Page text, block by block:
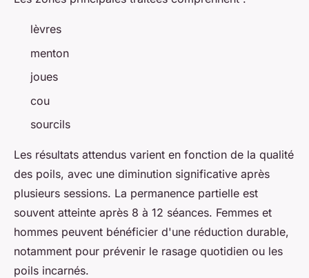
lèvres
menton
joues
cou
sourcils
Les résultats attendus varient en fonction de la qualité
des poils, avec une diminution significative après
plusieurs sessions. La permanence partielle est
souvent atteinte après 8 à 12 séances. Femmes et
hommes peuvent bénéficier d'une réduction durable,
notamment pour prévenir le rasage quotidien ou les
poils incarnés.